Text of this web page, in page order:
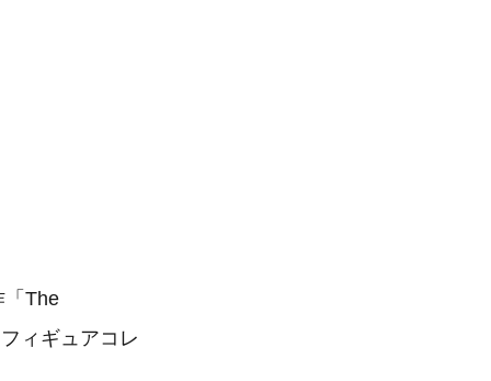
「The
ィギュアコレ